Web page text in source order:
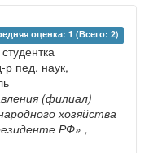
оценка: 1 (Всего: 2)
р пед. наук,
(филиал)
хозяйства
РФ» ,